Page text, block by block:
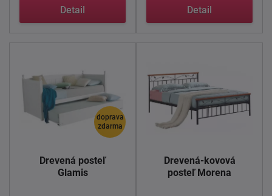
Detail Detail
doprava
zdarma
Drevená posteľ
Glamis
Drevená-kovová
posteľ Morena